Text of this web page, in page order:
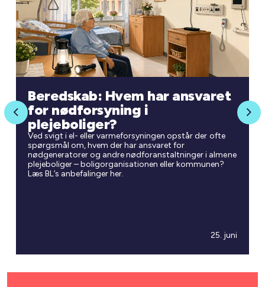
Previous
Beredskab: Hvem har ansvaret
for nødforsyning i
plejeboliger?
Ved svigt i el- eller varmeforsyningen opstår der ofte
spørgsmål om, hvem der har ansvaret for
nødgeneratorer og andre nødforanstaltninger i almene
plejeboliger – boligorganisationen eller kommunen?
Læs BL’s anbefalinger her.
25. juni